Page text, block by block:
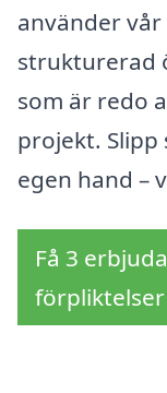
använder
strukturerad
som är redo
projekt. Slipp
egen hand –
Få 3
förpliktelser